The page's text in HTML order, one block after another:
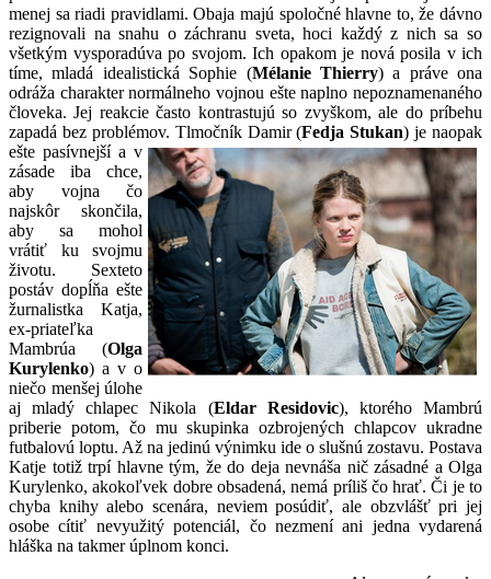
menej sa riadi pravidlami. Obaja majú spoločné hlavne to, že dávno
rezignovali na snahu o záchranu sveta, hoci každý z nich sa so
všetkým vysporadúva po svojom. Ich opakom je nová posila v ich
tíme, mladá idealistická Sophie (Mélanie Thierry) a práve ona
odráža charakter normálneho vojnou ešte naplno nepoznamenaného
človeka. Jej reakcie často kontrastujú so zvyškom, ale do príbehu
zapadá bez problémov. Tlmočník Damir (Fedja Stukan) je naopak
ešte pasívnejší a v
zásade iba chce,
aby vojna čo
najskôr skončila,
aby sa mohol
vrátiť ku svojmu
životu. Sexteto
postáv dopĺňa ešte
žurnalistka Katja,
ex-priateľka
Mambrúa (Olga
Kurylenko) a v o
niečo menšej úlohe
aj mladý chlapec Nikola (Eldar Residovic), ktorého Mambrú
priberie potom, čo mu skupinka ozbrojených chlapcov ukradne
futbalovú loptu. Až na jedinú výnimku ide o slušnú zostavu. Postava
Katje totiž trpí hlavne tým, že do deja nevnáša nič zásadné a Olga
Kurylenko, akokoľvek dobre obsadená, nemá príliš čo hrať. Či je to
chyba knihy alebo scenára, neviem posúdiť, ale obzvlášť pri jej
osobe cítiť nevyužitý potenciál, čo nezmení ani jedna vydarená
hláška na takmer úplnom konci.